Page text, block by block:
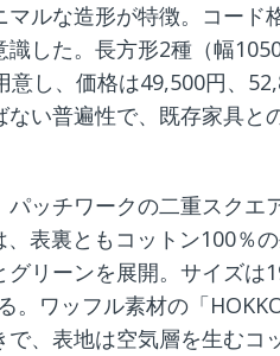
ルな造形が特徴。コード
識した。長方形2種（幅
し、価格は49,500円、
い普遍性で、既存家具と
ッチワークの二重スクエ
表裏ともコットン100％
リーンを展開。サイズは
。ワッフル素材の「
、表地は空気層を生むコ